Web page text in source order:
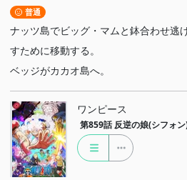
普通
ナッツ島でビッグ・マムと鉢合わせ逃
すために移動する。
ベッジがカカオ島へ。
ワンピース
第859話 反逆の娘(シフォ